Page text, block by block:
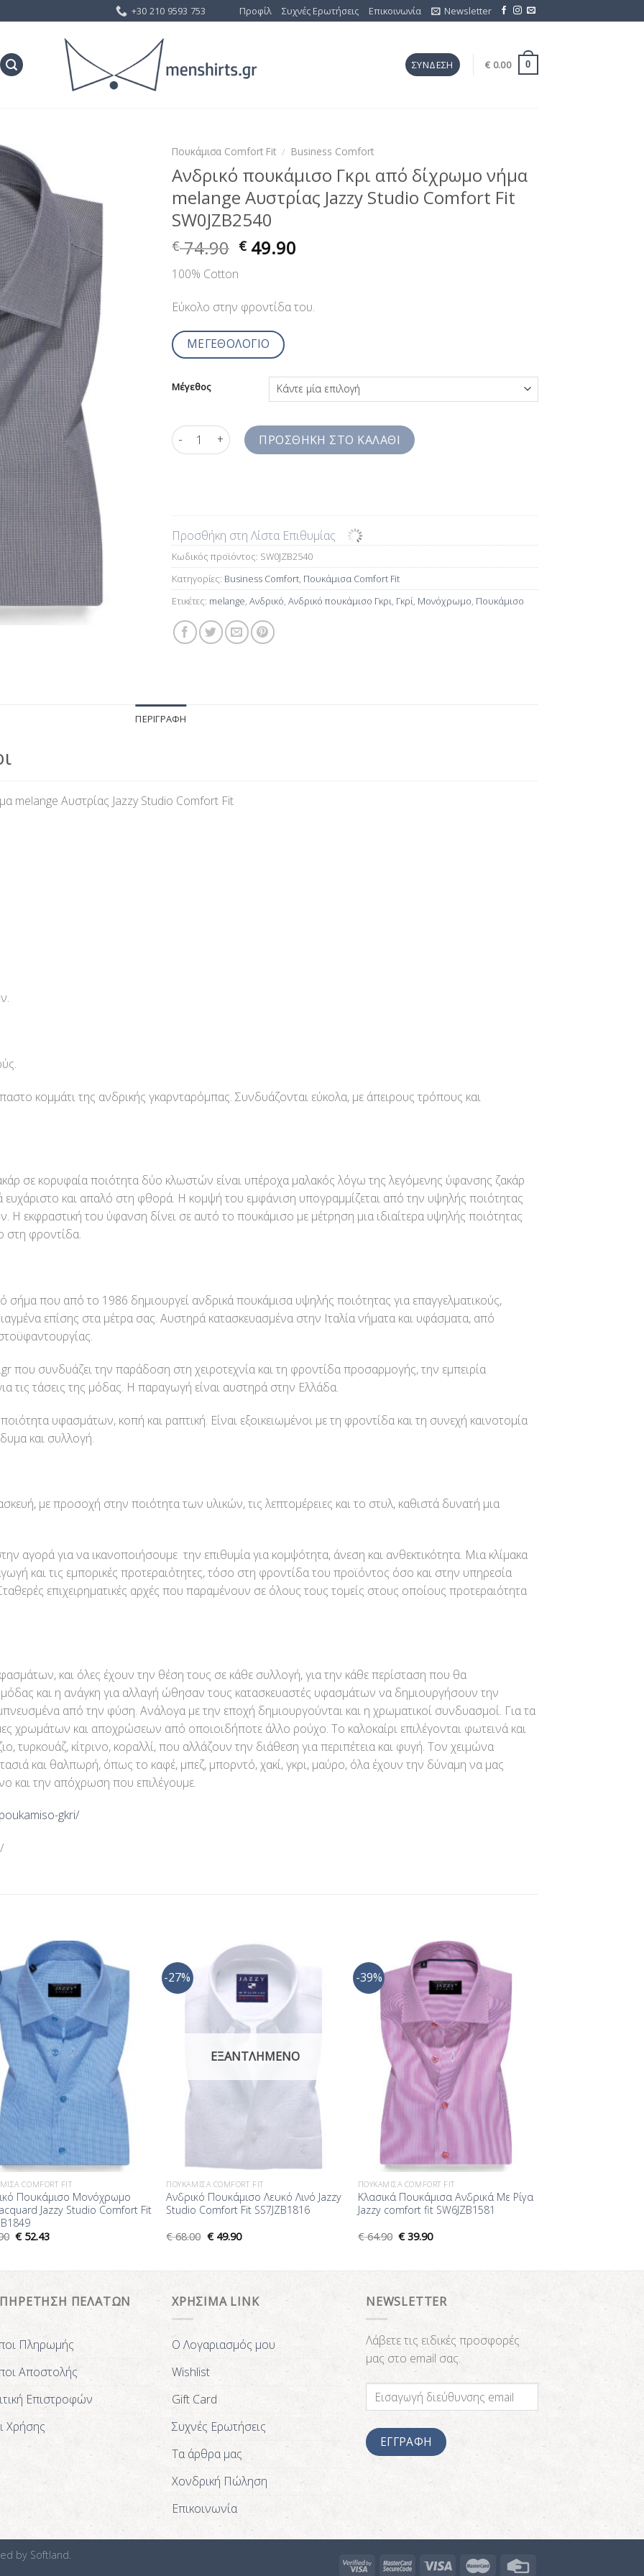
+30 210 9593 753 Προφίλ Συχνές Ερωτήσεις Επικοινωνία Newsletter
ΣΎΝΔΕΣΗ € 0.00 0
στη Λίστα
Επιθυμίας
Πουκάμισα Comfort Fit / Business Comfort
Ανδρικό πουκάμισο Γκρι από δίχρωμο νήμα
melange Αυστρίας Jazzy Studio Comfort Fit
SW0JZB2540
€74.90 € 49.90
100% Cotton
Εύκολο στην φροντίδα του.
ΜΕΓΕΘΟΛΟΓΙΟ
Μέγεθος
Ανδρικό πουκάμισο Γκρι από δίχρωμο νήμα melange Αυστρίας Jazzy Studio Comfort Fit
ΠΡΟΣΘΉΚΗ ΣΤΟ ΚΑΛΆΘΙ
Προσθήκη στη Λίστα Επιθυμίας
Κωδικός προϊόντος: SW0JZB2540
Κατηγορίες: Business Comfort, Πουκάμισα Comfort Fit
Ετικέτες: melange, Ανδρικό, Ανδρικό πουκάμισο Γκρι, Γκρί, Μονόχρωμο, Πουκάμισο
ΠΕΡΙΓΡΑΦΉ
melange Αυστρίας Jazzy Studio Comfort Fit
κομμάτι της ανδρικής γκαρνταρόμπας. Συνδυάζονται εύκολα, με άπειρους τρόπους και
σε κορυφαία ποιότητα δύο κλωστών είναι υπέροχα μαλακός λόγω της λεγόμενης ύφανσης ζακάρ
ευχάριστο και απαλό στη φθορά. Η κομψή του εμφάνιση υπογραμμίζεται από την υψηλής ποιότητας
εκφραστική του ύφανση δίνει σε αυτό το πουκάμισο με μέτρηση μια ιδιαίτερα υψηλής ποιότητας
στη φροντίδα.
σήμα που από το 1986 δημιουργεί ανδρικά πουκάμισα υψηλής ποιότητας για επαγγελματικούς,
επίσης στα μέτρα σας. Αυστηρά κατασκευασμένα στην Ιταλία νήματα και υφάσματα, από
συνδυάζει την παράδοση στη χειροτεχνία και τη φροντίδα προσαρμογής, την εμπειρία
τις τάσεις της μόδας. Η παραγωγή είναι αυστηρά στην Ελλάδα.
υφασμάτων, κοπή και ραπτική. Είναι εξοικειωμένοι με τη φροντίδα και τη συνεχή καινοτομία
και συλλογή.
με προσοχή στην ποιότητα των υλικών, τις λεπτομέρειες και το στυλ, καθιστά δυνατή μια
για να ικανοποιήσουμε την επιθυμία για κομψότητα, άνεση και ανθεκτικότητα. Μια κλίμακα
και τις εμπορικές προτεραιότητες, τόσο στη φροντίδα του προϊόντος όσο και στην υπηρεσία
επιχειρηματικές αρχές που παραμένουν σε όλους τους τομείς στους οποίους προτεραιότητα
και όλες έχουν την θέση τους σε κάθε συλλογή, για την κάθε περίσταση που θα
και η ανάγκη για αλλαγή ώθησαν τους κατασκευαστές υφασμάτων να δημιουργήσουν την
από την φύση. Ανάλογα με την εποχή δημιουργούνται και η χρωματικοί συνδυασμοί. Για τα
χρωμάτων και αποχρώσεων από οποιοιδήποτε άλλο ρούχο. Το καλοκαίρι επιλέγονται φωτεινά και
τυρκουάζ, κίτρινο, κοραλλί, που αλλάζουν την διάθεση για περιπέτεια και φυγή. Τον χειμώνα
και θαλπωρή, όπως το καφέ, μπεζ, μπορντό, χακί, γκρι, μαύρο, όλα έχουν την δύναμη να μας
και την απόχρωση που επιλέγουμε.
gkri/
Επιθυμίας
COMFORT FIT
Πουκάμισο Μονόχρωμο
Jazzy Studio Comfort Fit
€52.43
-27%
Προσθήκη
στη Λίστα
ΕΞΑΝΤΛΗΜΈΝΟ
ΠΟΥΚΆΜΙΣΑ COMFORT FIT
Ανδρικό Πουκάμισο Λευκό Λινό Jazzy
Studio Comfort Fit SS7JZB1816
€68.00 €49.90
-39%
Προσθήκη
Επιθυμίας
ΠΟΥΚΆΜΙΣΑ COMFORT FIT
Κλασικά Πουκάμισα Ανδρικά Με Ρίγα
Jazzy comfort fit SW6JZB1581
€64.90 €39.90
ΠΕΛΑΤΩΝ
Πληρωμής
Αποστολής
Επιστροφών
Χρήσης
ΧΡΗΣΙΜΑ LINK
Ο Λογαριασμός μου
Wishlist
Gift Card
Συχνές Ερωτήσεις
Τα άρθρα μας
Χονδρική Πώληση
Επικοινωνία
NEWSLETTER
Λάβετε τις ειδικές προσφορές
μας στο email σας.
by Softland.